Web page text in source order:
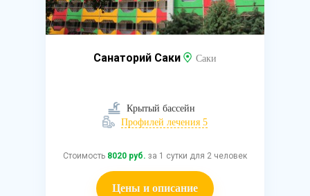
Санаторий Саки Саки
Крытый бассейн
Профилей лечения 5
Стоимость 8020 руб. за 1 сутки для 2 человек
Цены и описание